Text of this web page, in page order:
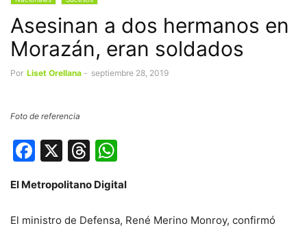
Asesinan a dos hermanos en
Morazán, eran soldados
Por Liset Orellana - septiembre 28, 2019
Foto de referencia
Facebook
X Threads
El Metropolitano Digital
El ministro de Defensa, René Merino Monroy, confirmó